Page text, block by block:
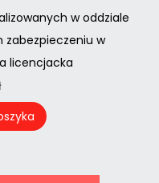
w oddziale
zabezpieczeniu w
licencjacka